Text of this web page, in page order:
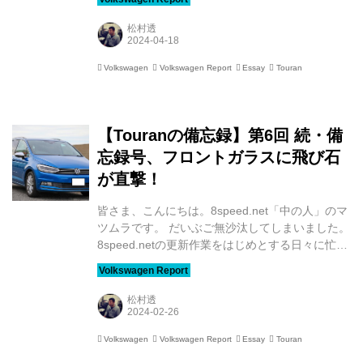
というカテゴリーは珍しくありませんが、当時は
斬新な切り口だったので私も印象に残っています
(※1995年6月にデビューした「TRANPATH mp」
を見掛けるようになった1990年代後半あたりか
はというと20代前半。ミニバンなんて縁もゆかり
もない頃。将来、ミニバン...
松村透
Volkswagen Volkswagen Report Essay Touran
【Touranの備忘録】第6回 続・備
忘録号、フロントガラスに飛び石
が直撃！
皆さま、こんにちは。8speed.net「中の人」のマ
ツムラです。 だいぶご無沙汰してしまいました。
8speed.netの更新作業をはじめとする日々に忙殺
され、あっという間に月日が流れ去り･･･（言い
訳）。 前回、一般道を走行中、「バチッ！！！」
という衝撃音とともに、フロントガラスに飛び石
が直撃した我が備忘録号。 ディーラーに修理依頼
間、極力Touranを使う機会を減らしたものの、フ
松村透
Volkswagen Volkswagen Report Essay Touran